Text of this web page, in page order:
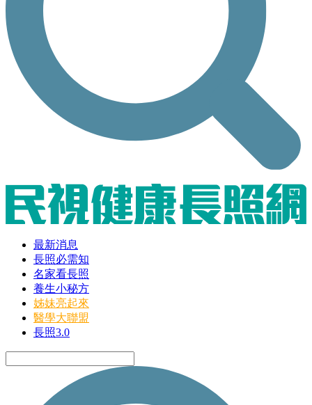
最新消息
長照必需知
名家看長照
養生小秘方
姊妹亮起來
醫學大聯盟
長照3.0